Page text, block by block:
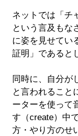
ネットでは「チ
という言及もな
に姿を見せてい
証明」であると
同時に、自分が
と言われること
ーターを使って
す（create）中
方・やり方のせ